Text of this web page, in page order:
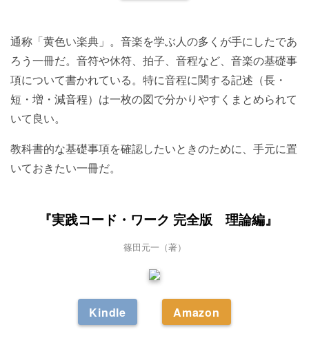
通称「黄色い楽典」。音楽を学ぶ人の多くが手にしたであ
ろう一冊だ。音符や休符、拍子、音程など、音楽の基礎事
項について書かれている。特に音程に関する記述（長・
短・増・減音程）は一枚の図で分かりやすくまとめられて
いて良い。
教科書的な基礎事項を確認したいときのために、手元に置
いておきたい一冊だ。
『実践コード・ワーク 完全版 理論編』
篠田元一（著）
Kindle Amazon